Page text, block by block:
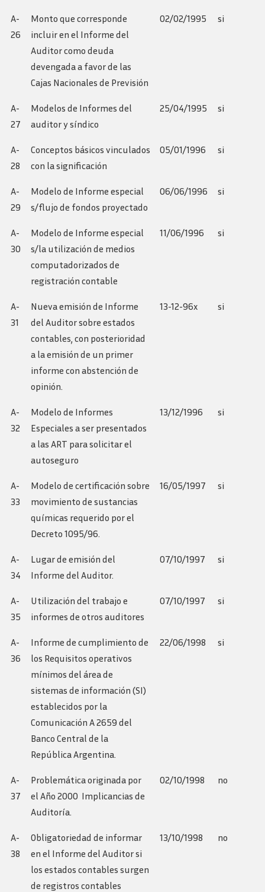
A-
26
Monto que corresponde
incluir en el Informe del
Auditor como deuda
devengada a favor de las
Cajas Nacionales de Previsión
02/02/1995 si
A-
27
Modelos de Informes del
auditor y síndico
25/04/1995 si
A-
28
Conceptos básicos vinculados
con la significación
05/01/1996 si
A-
29
Modelo de Informe especial
s/flujo de fondos proyectado
06/06/1996 si
A-
30
Modelo de Informe especial
s/la utilización de medios
computadorizados de
registración contable
11/06/1996 si
A-
31
Nueva emisión de Informe
del Auditor sobre estados
contables, con posterioridad
a la emisión de un primer
informe con abstención de
opinión.
13-12-96x si
A-
32
Modelo de Informes
Especiales a ser presentados
a las ART para solicitar el
autoseguro
13/12/1996 si
A-
33
Modelo de certificación sobre
movimiento de sustancias
químicas requerido por el
Decreto 1095/96.
16/05/1997 si
A-
34
Lugar de emisión del
Informe del Auditor.
07/10/1997 si
A-
35
Utilización del trabajo e
informes de otros auditores
07/10/1997 si
A-
36
Informe de cumplimiento de
los Requisitos operativos
mínimos del área de
sistemas de información (SI)
establecidos por la
Comunicación A 2659 del
Banco Central de la
República Argentina.
22/06/1998 si
A-
37
Problemática originada por
el Año 2000  Implicancias de
Auditoría.
02/10/1998 no
A-
38
Obligatoriedad de informar
en el Informe del Auditor si
los estados contables surgen
de registros contables
13/10/1998 no